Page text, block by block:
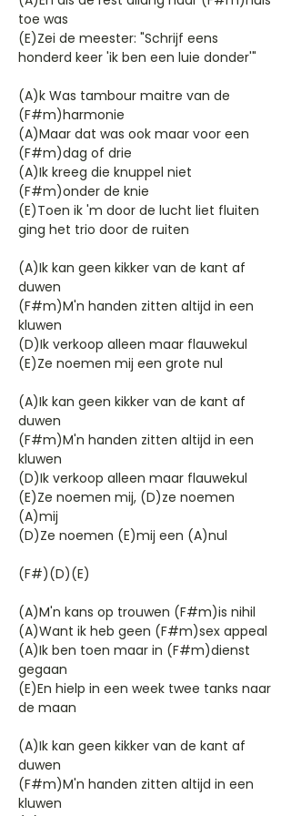
toe was
(E)Zei de meester: "Schrijf eens
honderd keer 'ik ben een luie donder'"
(A)k Was tambour maitre van de
(F#m)harmonie
(A)Maar dat was ook maar voor een
(F#m)dag of drie
(A)Ik kreeg die knuppel niet
(F#m)onder de knie
(E)Toen ik 'm door de lucht liet fluiten
ging het trio door de ruiten
(A)Ik kan geen kikker van de kant af
duwen
(F#m)M'n handen zitten altijd in een
kluwen
(D)Ik verkoop alleen maar flauwekul
(E)Ze noemen mij een grote nul
(A)Ik kan geen kikker van de kant af
duwen
(F#m)M'n handen zitten altijd in een
kluwen
(D)Ik verkoop alleen maar flauwekul
(E)Ze noemen mij, (D)ze noemen
(A)mij
(D)Ze noemen (E)mij een (A)nul
(F#)(D)(E)
(A)M'n kans op trouwen (F#m)is nihil
(A)Want ik heb geen (F#m)sex appeal
(A)Ik ben toen maar in (F#m)dienst
gegaan
(E)En hielp in een week twee tanks naar
de maan
(A)Ik kan geen kikker van de kant af
duwen
(F#m)M'n handen zitten altijd in een
kluwen